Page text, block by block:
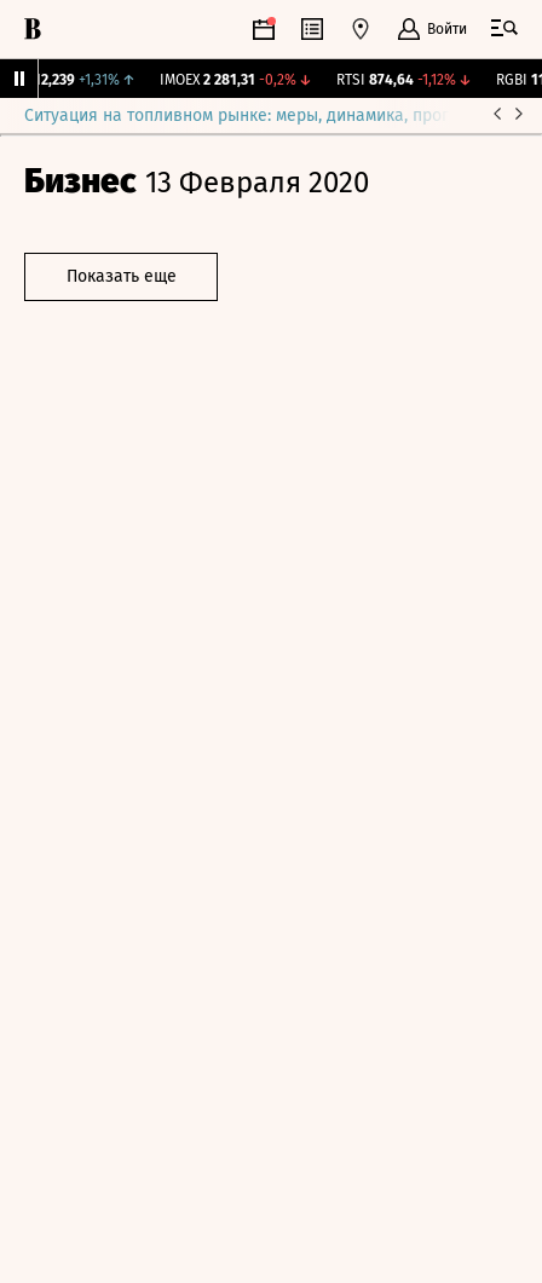
Войти
12,239 +1,31% ↑ IMOEX 2 281,31 -0,2%↓ RTSI 874,64 -1,12%↓ RGBI
Ситуация на топливном рынке: меры, динамика, прогнозы
Бизнес 13 Февраля 2020
Показать еще